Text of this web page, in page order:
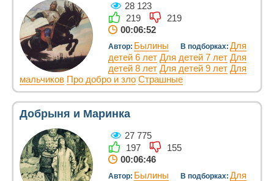
28 123
219
219
00:06:52
Автор: Былины В подборках: Для
детей 6 лет Для детей 7 лет Для
детей 8 лет Для детей 9 лет Для
мальчиков Про добро и зло Страшные
Добрыня и Маринка
27 775
197
155
00:06:46
Автор: Былины В подборках: Для